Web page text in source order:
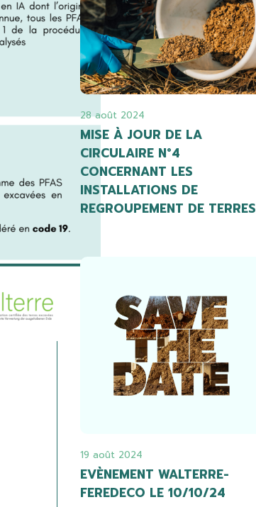
28 août 2024
MISE À JOUR DE LA
CIRCULAIRE N°4
CONCERNANT LES
INSTALLATIONS DE
REGROUPEMENT DE TERRES
19 août 2024
EVÈNEMENT WALTERRE-
FEREDECO LE 10/10/24